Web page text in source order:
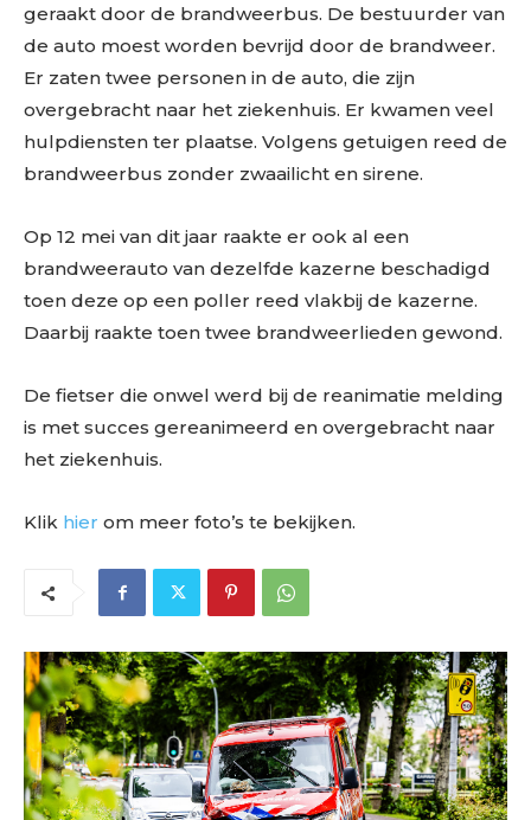
geraakt door de brandweerbus. De bestuurder van
de auto moest worden bevrijd door de brandweer.
Er zaten twee personen in de auto, die zijn
overgebracht naar het ziekenhuis. Er kwamen veel
hulpdiensten ter plaatse. Volgens getuigen reed de
brandweerbus zonder zwaailicht en sirene.
Op 12 mei van dit jaar raakte er ook al een
brandweerauto van dezelfde kazerne beschadigd
toen deze op een poller reed vlakbij de kazerne.
Daarbij raakte toen twee brandweerlieden gewond.
De fietser die onwel werd bij de reanimatie melding
is met succes gereanimeerd en overgebracht naar
het ziekenhuis.
Klik hier om meer foto’s te bekijken.